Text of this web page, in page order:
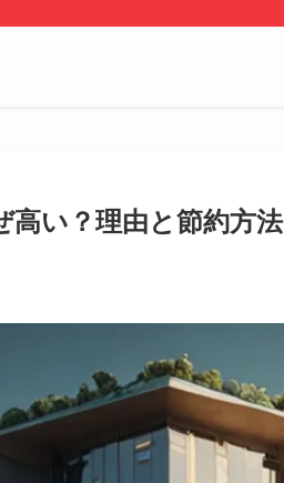
い？理由と節約方法